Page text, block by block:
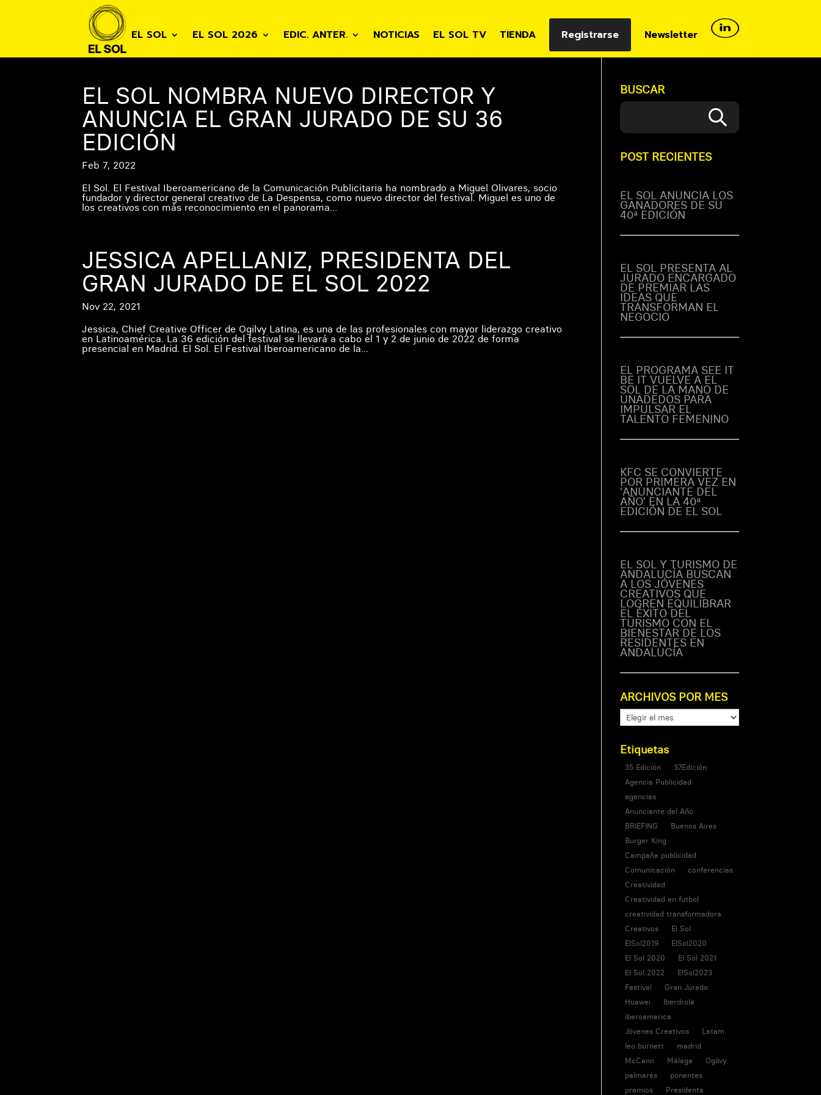
EL SOL EL SOL 2026 EDIC. ANTER. NOTICIAS EL SOL TV TIENDA Registrarse Newsletter
EL SOL NOMBRA NUEVO DIRECTOR Y
ANUNCIA EL GRAN JURADO DE SU 36
EDICIÓN
Feb 7, 2022
El Sol. El Festival Iberoamericano de la Comunicación Publicitaria ha nombrado a Miguel Olivares, socio
fundador y director general creativo de La Despensa, como nuevo director del festival. Miguel es uno de
los creativos con más reconocimiento en el panorama...
JESSICA APELLANIZ, PRESIDENTA DEL
GRAN JURADO DE EL SOL 2022
Nov 22, 2021
Jessica, Chief Creative Officer de Ogilvy Latina, es una de las profesionales con mayor liderazgo creativo
en Latinoamérica. La 36 edición del festival se llevará a cabo el 1 y 2 de junio de 2022 de forma
presencial en Madrid. El Sol. El Festival Iberoamericano de la...
BUSCAR
POST RECIENTES
EL SOL ANUNCIA LOS
GANADORES DE SU
40ª EDICIÓN
EL SOL PRESENTA AL
JURADO ENCARGADO
DE PREMIAR LAS
IDEAS QUE
TRANSFORMAN EL
NEGOCIO
EL PROGRAMA SEE IT
BE IT VUELVE A EL
SOL DE LA MANO DE
UNADEDOS PARA
IMPULSAR EL
TALENTO FEMENINO
KFC SE CONVIERTE
POR PRIMERA VEZ EN
‘ANUNCIANTE DEL
AÑO’ EN LA 40ª
EDICIÓN DE EL SOL
EL SOL Y TURISMO DE
ANDALUCÍA BUSCAN
A LOS JÓVENES
CREATIVOS QUE
LOGREN EQUILIBRAR
EL ÉXITO DEL
TURISMO CON EL
BIENESTAR DE LOS
RESIDENTES EN
ANDALUCÍA
ARCHIVOS POR MES
ARCHIVOS
POR
Etiquetas
35 Edición
37Edición
Agencia Publicidad
agencias
Anunciante del Año
BRIEFING
Buenos Aires
Burger King
Campaña publicidad
Comunicación
conferencias
Creatividad
Creatividad en futbol
creatividad transformadora
Creativos
El Sol
ElSol2019
ElSol2020
El Sol 2020
El Sol 2021
El Sol 2022
ElSol2023
Festival
Gran Jurado
Huawei
Iberdrola
iberoamerica
Jóvenes Creativos
Latam
leo burnett
madrid
McCann
Málaga
Ogilvy
palmarés
ponentes
premios
Presidenta